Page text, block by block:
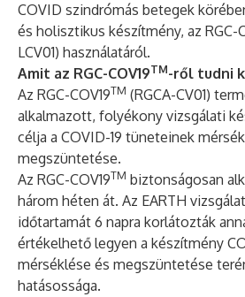
COVID szindrómás betegek
és holisztikus készítmény, az RGC-
LCV01) használatáról.
Amit az RGC-COV19TM-ről tudni
Az RGC-COV19TM (RGCA-CV01)
alkalmazott, folyékony vizsgálati
célja a COVID-19 tüneteinek
megszüntetése.
Az RGC-COV19TM biztonságosan
három héten át. Az EARTH
időtartamát 6 napra korlátozták
értékelhető legyen a készítmény
mérséklése és megszüntetése
hatásossága.